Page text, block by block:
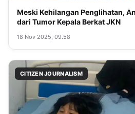
Meski Kehilangan Penglihatan,
dari Tumor Kepala Berkat JKN
18 Nov 2025, 09.58
CITIZEN JOURNALISM